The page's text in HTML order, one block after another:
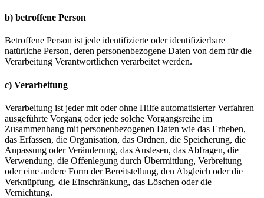
b) betroffene Person
Betroffene Person ist jede identifizierte oder identifizierbare
natürliche Person, deren personenbezogene Daten von dem für die
Verarbeitung Verantwortlichen verarbeitet werden.
c) Verarbeitung
Verarbeitung ist jeder mit oder ohne Hilfe automatisierter Verfahren
ausgeführte Vorgang oder jede solche Vorgangsreihe im
Zusammenhang mit personenbezogenen Daten wie das Erheben,
das Erfassen, die Organisation, das Ordnen, die Speicherung, die
Anpassung oder Veränderung, das Auslesen, das Abfragen, die
Verwendung, die Offenlegung durch Übermittlung, Verbreitung
oder eine andere Form der Bereitstellung, den Abgleich oder die
Verknüpfung, die Einschränkung, das Löschen oder die
Vernichtung.